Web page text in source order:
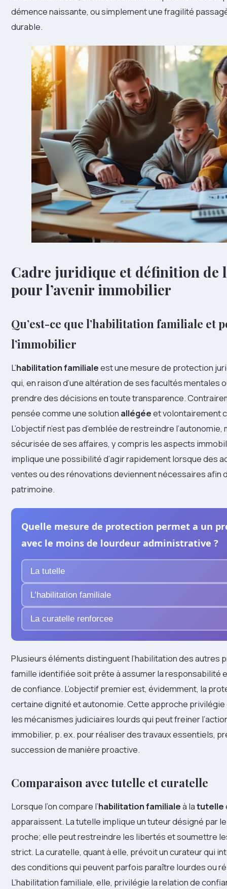
démence naissante, ou simplement une fragilité
durable.
Cadre juridique et définition de
pour l’avenir immobilier
Qu’est-ce que l’habilitation familiale et
l’immobilier
L’habilitation familialeest une mesure de protection
qui, en raison d’une altération de ses facultés mentales
prendre des décisions en toute transparence.
pensée comme une solution allégéeet volontairement
L’objectif n’est pas d’emblée de restreindre
sécurisée de ses affaires, y compris les aspects
implique une possibilité d’agir rapidement lorsque des
ventes ou des rénovations deviennent nécessaires afin
patrimoine.
Quelle mesure de protection permet a un
avec le moins de lourdeur administrative ?
La tutelle
L’habilitation familiale
La curatelle renforcee
Plusieurs éléments distinguent l’habilitation des autres
famille identifiée soit prête à assumer la responsabilité
de confiance. L’objectif premier est, évidemment, la
certaine dignité et autonomie. Cette approche
les mécanismes judiciaires lourds qui peut freiner
immobilier, p. ex. pour réaliser des travaux essentiels,
succession de manière proactive.
Comparaison avec tutelle et curatelle
Lorsque l’on compare l’habilitation familialeà latutelle
apparaissent. La tutelle implique un tuteur désigné par
proche; elle peut restreindre les libertés et soumettre
strict. La curatelle, quant à elle, prévoit un curateur qui
des conditions qui peuvent parfois paraître lourdes ou
L’habilitation familiale, elle, privilégie la relation de